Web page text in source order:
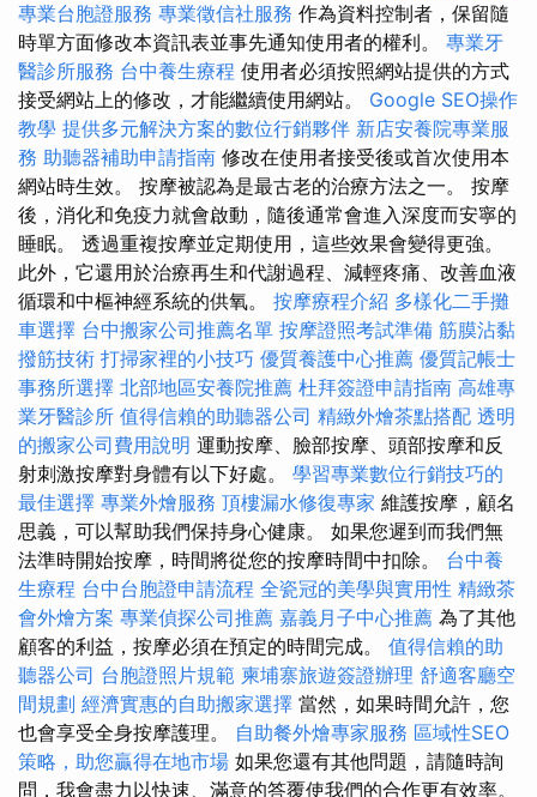
專業台胞證服務 專業徵信社服務 作為資料控制者，保留隨
時單方面修改本資訊表並事先通知使用者的權利。 專業牙
醫診所服務 台中養生療程 使用者必須按照網站提供的方式
接受網站上的修改，才能繼續使用網站。 Google SEO操作
教學 提供多元解決方案的數位行銷夥伴 新店安養院專業服
務 助聽器補助申請指南 修改在使用者接受後或首次使用本
網站時生效。 按摩被認為是最古老的治療方法之一。 按摩
後，消化和免疫力就會啟動，隨後通常會進入深度而安寧的
睡眠。 透過重複按摩並定期使用，這些效果會變得更強。
此外，它還用於治療再生和代謝過程、減輕疼痛、改善血液
循環和中樞神經系統的供氧。 按摩療程介紹 多樣化二手攤
車選擇 台中搬家公司推薦名單 按摩證照考試準備 筋膜沾黏
撥筋技術 打掃家裡的小技巧 優質養護中心推薦 優質記帳士
事務所選擇 北部地區安養院推薦 杜拜簽證申請指南 高雄專
業牙醫診所 值得信賴的助聽器公司 精緻外燴茶點搭配 透明
的搬家公司費用說明 運動按摩、臉部按摩、頭部按摩和反
射刺激按摩對身體有以下好處。 學習專業數位行銷技巧的
最佳選擇 專業外燴服務 頂樓漏水修復專家 維護按摩，顧名
思義，可以幫助我們保持身心健康。 如果您遲到而我們無
法準時開始按摩，時間將從您的按摩時間中扣除。 台中養
生療程 台中台胞證申請流程 全瓷冠的美學與實用性 精緻茶
會外燴方案 專業偵探公司推薦 嘉義月子中心推薦 為了其他
顧客的利益，按摩必須在預定的時間完成。 值得信賴的助
聽器公司 台胞證照片規範 柬埔寨旅遊簽證辦理 舒適客廳空
間規劃 經濟實惠的自助搬家選擇 當然，如果時間允許，您
也會享受全身按摩護理。 自助餐外燴專家服務 區域性SEO
策略，助您贏得在地市場 如果您還有其他問題，請隨時詢
問，我會盡力以快速、滿意的答覆使我們的合作更有效率。